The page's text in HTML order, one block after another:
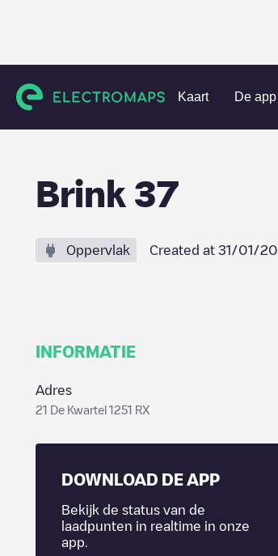
Kaart De app
Charging stations Nederland Laren
Brink 37
Oppervlak Created at 31/01/
INFORMATIE
Adres
21 De Kwartel 1251 RX
DOWNLOAD DE APP
Bekijk de status van de
laadpunten in realtime in onze
app.